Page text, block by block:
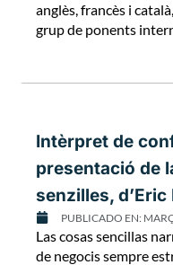
anglès, francès i
grup de ponents
Intèrpret de
presentació de
senzilles, d’Eric
PUBLICADO EN:
Las cosas sencillas
de negocis sempre